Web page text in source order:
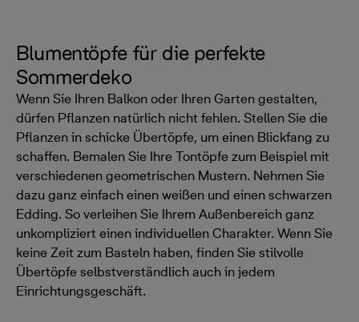
Blumentöpfe für die perfekte
Sommerdeko
Wenn Sie Ihren Balkon oder Ihren Garten gestalten,
dürfen Pflanzen natürlich nicht fehlen. Stellen Sie die
Pflanzen in schicke Übertöpfe, um einen Blickfang zu
schaffen. Bemalen Sie Ihre Tontöpfe zum Beispiel mit
verschiedenen geometrischen Mustern. Nehmen Sie
dazu ganz einfach einen weißen und einen schwarzen
Edding. So verleihen Sie Ihrem Außenbereich ganz
unkompliziert einen individuellen Charakter. Wenn Sie
keine Zeit zum Basteln haben, finden Sie stilvolle
Übertöpfe selbstverständlich auch in jedem
Einrichtungsgeschäft.